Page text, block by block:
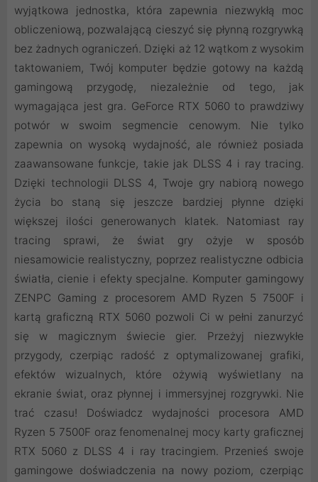
wyjątkowa jednostka, która zapewnia niezwykłą moc
obliczeniową, pozwalającą cieszyć się płynną rozgrywką
bez żadnych ograniczeń. Dzięki aż 12 wątkom z wysokim
taktowaniem, Twój komputer będzie gotowy na każdą
gamingową przygodę, niezależnie od tego, jak
wymagająca jest gra. GeForce RTX 5060 to prawdziwy
potwór w swoim segmencie cenowym. Nie tylko
zapewnia on wysoką wydajność, ale również posiada
zaawansowane funkcje, takie jak DLSS 4 i ray tracing.
Dzięki technologii DLSS 4, Twoje gry nabiorą nowego
życia bo staną się jeszcze bardziej płynne dzięki
większej ilości generowanych klatek. Natomiast ray
tracing sprawi, że świat gry ożyje w sposób
niesamowicie realistyczny, poprzez realistyczne odbicia
światła, cienie i efekty specjalne. Komputer gamingowy
ZENPC Gaming z procesorem AMD Ryzen 5 7500F i
kartą graficzną RTX 5060 pozwoli Ci w pełni zanurzyć
się w magicznym świecie gier. Przeżyj niezwykłe
przygody, czerpiąc radość z optymalizowanej grafiki,
efektów wizualnych, które ożywią wyświetlany na
ekranie świat, oraz płynnej i immersyjnej rozgrywki. Nie
trać czasu! Doświadcz wydajności procesora AMD
Ryzen 5 7500F oraz fenomenalnej mocy karty graficznej
RTX 5060 z DLSS 4 i ray tracingiem. Przenieś swoje
gamingowe doświadczenia na nowy poziom, czerpiąc